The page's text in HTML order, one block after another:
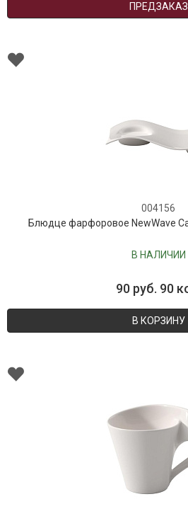
ПРЕДЗАКАЗ
004156
Блюдце фарфоровое NewWave
В НАЛИЧИИ
90 руб. 90
В КОРЗИНУ